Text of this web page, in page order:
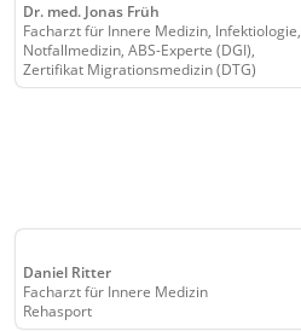
Dr. med. Jonas Früh
Facharzt für Innere Medizin, Infektiologie,
Notfallmedizin, ABS-Experte (DGI),
Zertifikat Migrationsmedizin (DTG)
Daniel Ritter
Facharzt für Innere Medizin
Rehasport